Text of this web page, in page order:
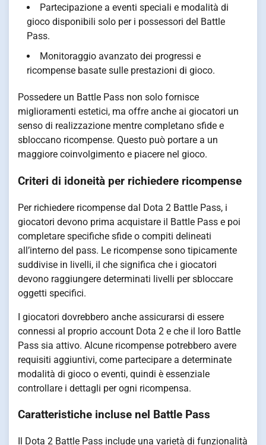
Partecipazione a eventi speciali e modalità di
gioco disponibili solo per i possessori del Battle
Pass.
Monitoraggio avanzato dei progressi e
ricompense basate sulle prestazioni di gioco.
Possedere un Battle Pass non solo fornisce
miglioramenti estetici, ma offre anche ai giocatori un
senso di realizzazione mentre completano sfide e
sbloccano ricompense. Questo può portare a un
maggiore coinvolgimento e piacere nel gioco.
Criteri di idoneità per richiedere ricompense
Per richiedere ricompense dal Dota 2 Battle Pass, i
giocatori devono prima acquistare il Battle Pass e poi
completare specifiche sfide o compiti delineati
all’interno del pass. Le ricompense sono tipicamente
suddivise in livelli, il che significa che i giocatori
devono raggiungere determinati livelli per sbloccare
oggetti specifici.
I giocatori dovrebbero anche assicurarsi di essere
connessi al proprio account Dota 2 e che il loro Battle
Pass sia attivo. Alcune ricompense potrebbero avere
requisiti aggiuntivi, come partecipare a determinate
modalità di gioco o eventi, quindi è essenziale
controllare i dettagli per ogni ricompensa.
Caratteristiche incluse nel Battle Pass
Il Dota 2 Battle Pass include una varietà di funzionalità